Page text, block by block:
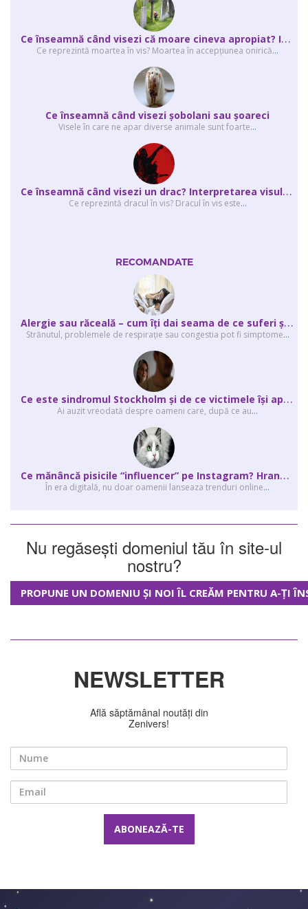
C
e înseamnă când visezi că moare cineva apropiat? Interpretarea visului în ...
Ce reprezintă moartea în vis? Moartea în accepţiunea onirică...
Ce înseamnă când visezi şobolani sau şoareci
Visele în care ne apar diverse animale sunt foarte...
C
e înseamnă când visezi un drac? Interpretarea visului în care apar unul sau...
Ce reprezintă dracul în vis? Dracul în vis este...
RECOMANDATE
A
lergie sau răceală – cum îţi dai seama de ce suferi și de ce conteaz...
Strănutul, problemele de respirație sau congestia pot fi simptome...
C
e este sindromul Stockholm și de ce victimele își apără agresorii.
Ai auzit vreodată despre oameni care, după ce au...
C
e mănâncă pisicile “influencer” pe Instagram? Hrana lor virală
În era digitală, nu doar oamenii lanseaza trenduri online...
Nu regăsești domeniul tău în site-ul
nostru?
PROPUNE UN DOMENIU ȘI NOI ÎL CREĂM PENTRU A-ȚI
NEWSLETTER
Află săptămânal noutăți din
Zenivers!